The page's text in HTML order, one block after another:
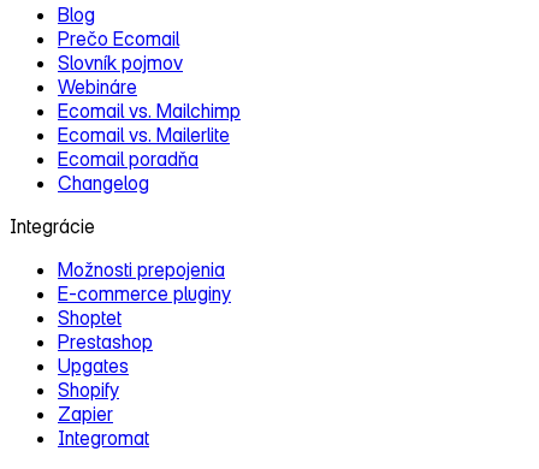
Blog
Prečo Ecomail
Slovník pojmov
Webináre
Ecomail vs. Mailchimp
Ecomail vs. Mailerlite
Ecomail poradňa
Changelog
Integrácie
Možnosti prepojenia
E‑commerce pluginy
Shoptet
Prestashop
Upgates
Shopify
Zapier
Integromat